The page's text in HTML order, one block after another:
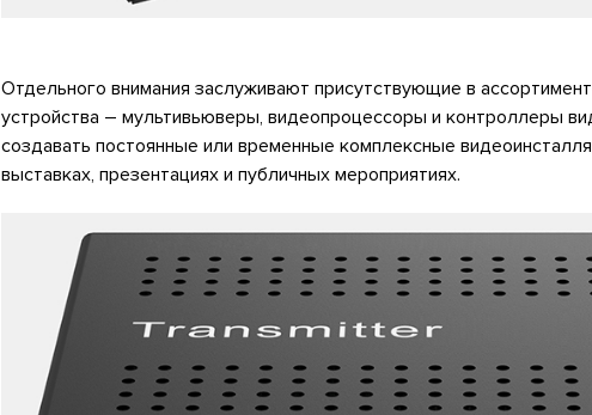
Отдельного внимания заслуживают присутствующие в
устройства – мультивьюверы, видеопроцессоры и контроллеры
создавать постоянные или временные комплексные
выставках, презентациях и публичных мероприятиях.